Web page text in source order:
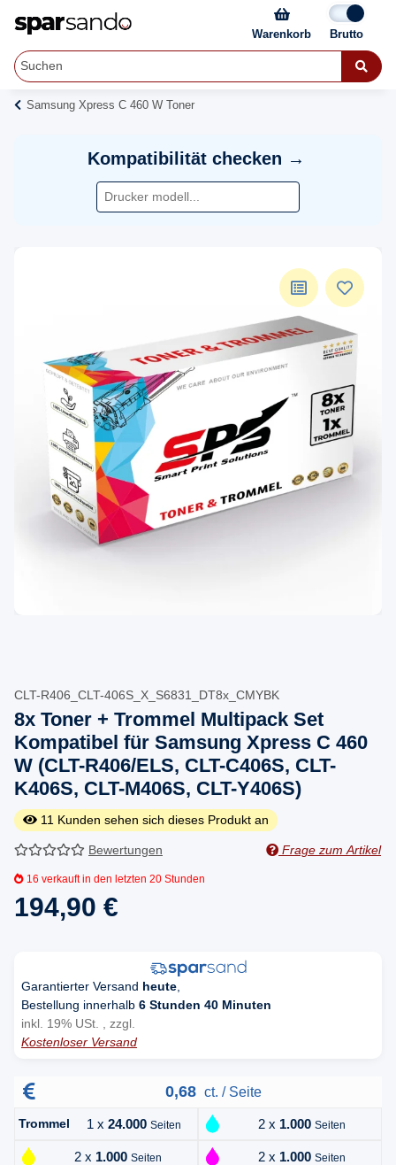
Warenkorb
Samsung Xpress C 460 W Toner
Kompatibilität checken →
CLT-R406_CLT-406S_X_S6831_DT8x_CMYBK
8x Toner + Trommel Multipack Set
Kompatibel für Samsung Xpress C 460
W (CLT-R406/ELS, CLT-C406S, CLT-
K406S, CLT-M406S, CLT-Y406S)
11 Kunden sehen sich dieses Produkt an
Bewertungen Frage zum Artikel
16 verkauft in den letzten 20 Stunden
194,90 €
Garantierter Versand heute
Bestellung innerhalb 6 Stunden 40 Minuten
inkl. 19% USt. , zzgl.
Kostenloser Versand
0,68 ct. / Seite
Trommel 1 x 24.000 Seiten 2 x 1.000 Seiten
2 x 1.000 Seiten 2 x 1.000 Seiten